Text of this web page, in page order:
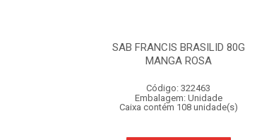
SAB FRANCIS BRASILID 80G
MANGA ROSA
Código: 322463
Embalagem: Unidade
Caixa contém 108 unidade(s)